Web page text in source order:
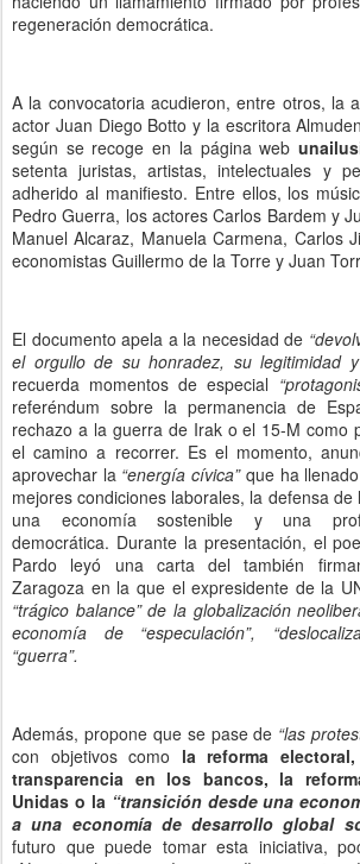
regeneración democrática.
A la convocatoria acudieron, entre otros, la
actor Juan Diego Botto y la escritora
según se recoge en la página web
setenta juristas, artistas, intelectuales y
adherido al manifiesto. Entre ellos, los
Pedro Guerra, los actores Carlos Bardem y
Manuel Alcaraz, Manuela Carmena, Carlos
economistas Guillermo de la Torre y Juan
El documento apela a la necesidad de
el orgullo de su honradez, su legitimidad
recuerda momentos de especial
referéndum sobre la permanencia de
rechazo a la guerra de Irak o el 15-M como
el camino a recorrer. Es el momento,
aprovechar la “energía cívica”que ha
mejores condiciones laborales, la defensa de
una economía sostenible y una
democrática. Durante la presentación, el
Pardo leyó una carta del también
Zaragoza en la que el expresidente de la
“trágico balance” de la globalización
economía de “especulación”,
“guerra”.
Además, propone que se pase de “las
con objetivos como la reforma
transparencia en los bancos, la
Unidas o la “transición desde una
a una economía de desarrollo global
futuro que puede tomar esta iniciativa,